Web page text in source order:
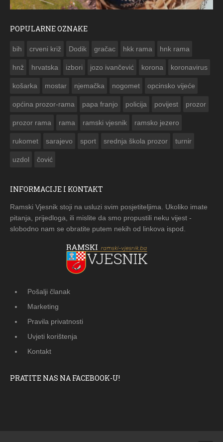
POPULARNE OZNAKE
bih crveni križ Dodik gračac hkk rama hnk rama
hnž hrvatska izbori jozo ivančević korona koronavirus
košarka mostar njemačka nogomet opcinsko vijeće
općina prozor-rama papa franjo policija povijest prozor
prozor rama rama ramski vjesnik ramsko jezero
rukomet sarajevo sport srednja škola prozor turnir
uzdol čović
INFORMACIJE I KONTAKT
Ramski Vjesnik stoji na usluzi svim posjetiteljima. Ukoliko imate
pitanja, prijedloga, ili mislite da smo propustili neku vijest -
slobodno nam se obratite putem nekih od linkova ispod.
Pošalji članak
Marketing
Pravila privatnosti
Uvjeti korištenja
Kontakt
PRATITE NAS NA FACEBOOK-U!